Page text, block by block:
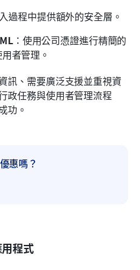
過程中提供額外的安全層。
：使用公司憑證進行精簡的
者管理。
訊、需要廣泛支援並重視資
政任務與使用者管理流程
功。
惠嗎？
程式